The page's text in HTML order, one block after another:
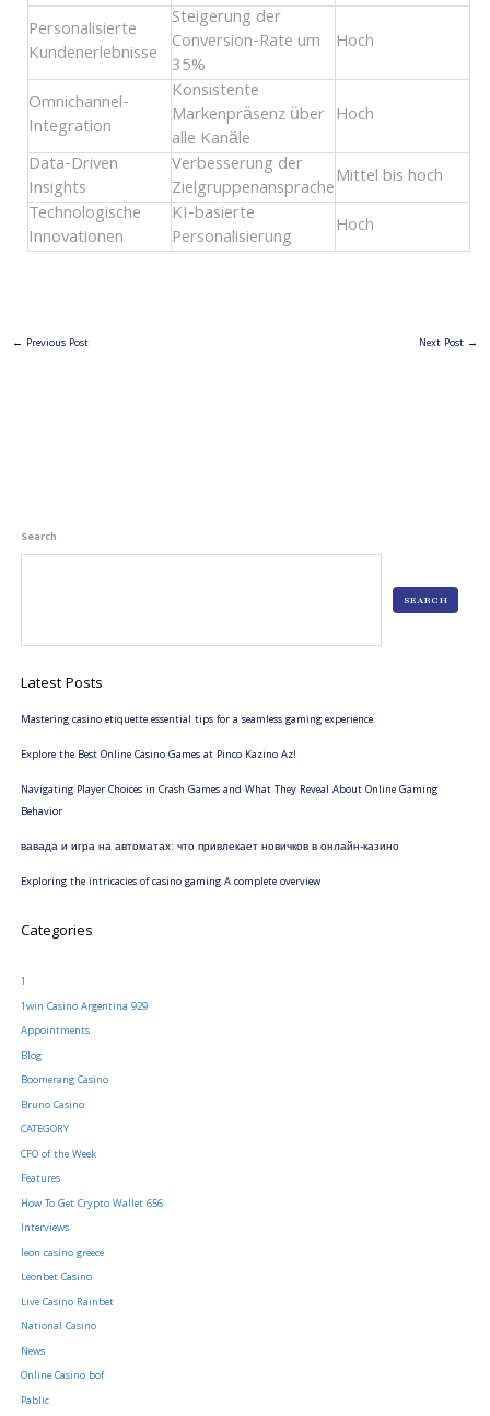
Personalisierte
Kundenerlebnisse
Steigerung der
Conversion-Rate um
35%
Hoch
Omnichannel-
Integration
Konsistente
Markenpräsenz über
alle Kanäle
Hoch
Data-Driven
Insights
Verbesserung der
ZielgruppenanspracheMittel bis hoch
Technologische
Innovationen
KI-basierte
Personalisierung
Hoch
← Previous Post Next Post →
Search
SEARCH
Latest Posts
Mastering casino etiquette essential tips for a seamless gaming experience
Explore the Best Online Casino Games at Pinco Kazino Az!
Navigating Player Choices in Crash Games and What They Reveal About Online Gaming
Behavior
вавада и игра на автоматах: что привлекает новичков в онлайн-казино
Exploring the intricacies of casino gaming A complete overview
Categories
1
1win Casino Argentina 929
Appointments
Blog
Boomerang Casino
Bruno Casino
CATEGORY
CFO of the Week
Features
How To Get Crypto Wallet 656
Interviews
leon casino greece
Leonbet Casino
Live Casino Rainbet
National Casino
News
Online Casino bof
Pablic